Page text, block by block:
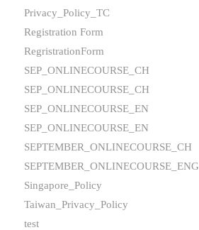
Privacy_Policy_TC
Registration Form
RegristrationForm
SEP_ONLINECOURSE_CH
SEP_ONLINECOURSE_CH
SEP_ONLINECOURSE_EN
SEP_ONLINECOURSE_EN
SEPTEMBER_ONLINECOURSE_CH
SEPTEMBER_ONLINECOURSE_ENG
Singapore_Policy
Taiwan_Privacy_Policy
test